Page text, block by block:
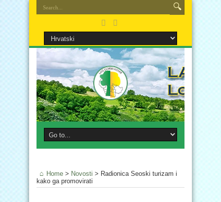
Home > Novosti > Radionica Seoski turizam i
kako ga promovirati